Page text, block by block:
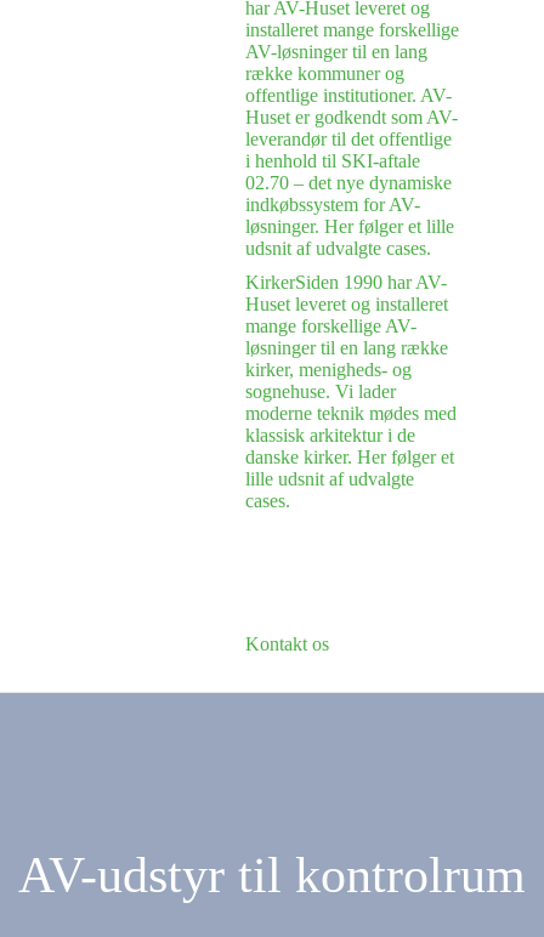
har AV-Huset leveret og
installeret mange forskellige
AV-løsninger til en lang
række kommuner og
offentlige institutioner. AV-
Huset er godkendt som AV-
leverandør til det offentlige
i henhold til SKI-aftale
02.70 – det nye dynamiske
indkøbssystem for AV-
løsninger. Her følger et lille
udsnit af udvalgte cases.
KirkerSiden 1990 har AV-
Huset leveret og installeret
mange forskellige AV-
løsninger til en lang række
kirker, menigheds- og
sognehuse. Vi lader
moderne teknik mødes med
klassisk arkitektur i de
danske kirker. Her følger et
lille udsnit af udvalgte
cases.
Kontakt os
AV-udstyr til kontrolrum